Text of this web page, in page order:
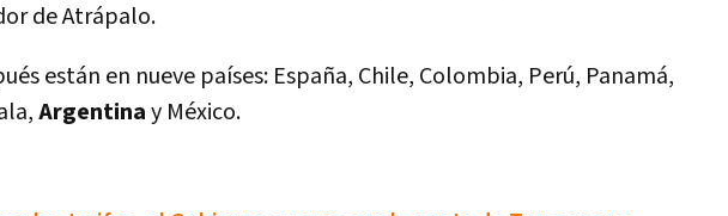
de Atrápalo.
están en nueve paí­ses: España, Chile, Colombia, Perú, Panamá,
Argentinay México.